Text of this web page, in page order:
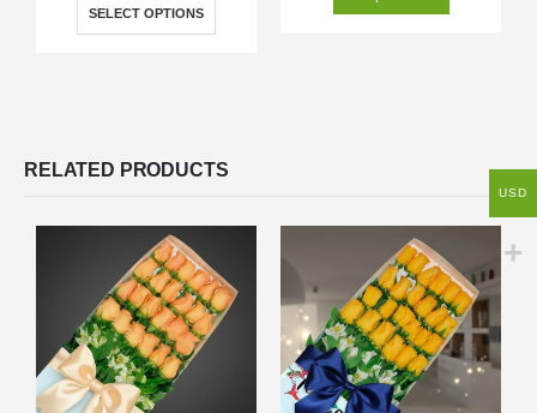
SELECT OPTIONS
RELATED PRODUCTS
USD